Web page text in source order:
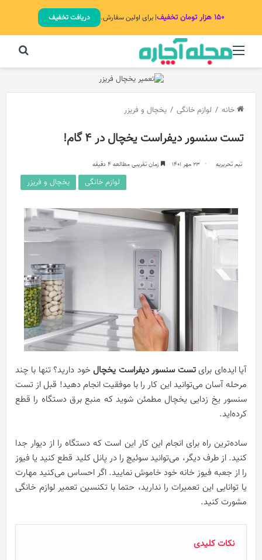
۱۵۰ هزار تومان تخفیف | برای اولین سفارش. دریافت تخفیف
منو
خانه / لوازم خانگی / یخچال و فریزر
تست سنسور دیفراست یخچال در 4 گام!
تیم تحریریه 23 مهر 1401 زمان تقریبی مطالعه 4 دقیقه
لوازم خانگی یخچال و فریزر
آیا ایده‌ای برایتست سنسور دیفراست یخچالخود دارید؟ تنها با چند
مرحله آسان می‌توانید این کار را با موفقیت انجام دهید! قبل از تست
سنسور یخ زدایی یخچال مطمئن شوید که منبع برق دستگاه را قطع
کرده‌اید.
ساده‌ترین راه برای انجام این کار این است که دستگاه را از دیوار جدا
کنید. از طرف دیگر، می‌توانید سوئیچ را در پانل کلید قطع کنید یا فیوز
را از جعبه فیوز خانه خود خاموش نمایید. اگر احساس می‌کنید مهارت
یا توانایی این تعمیرات را ندارید، حتما با تکنسین تعمیر لوازم خانگی
مشورت کنید.
نکات کلیدی